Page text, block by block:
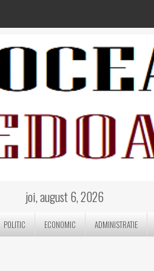
joi, august 6, 2026
POLITIC ECONOMIC ADMINISTRATIE